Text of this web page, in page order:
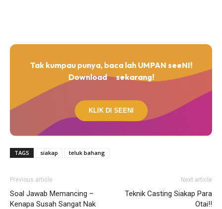
Tak kumpau punya, baca lah UMPAN seeNI!
Download
sekarang!
KLIK DI SEENI
TAGS siakap teluk bahang
Previous article
Soal Jawab Memancing –
Kenapa Susah Sangat Nak
Next article
Teknik Casting Siakap Para
Otai!!